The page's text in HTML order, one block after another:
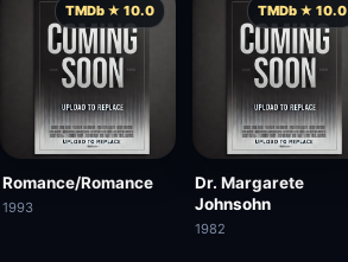
TMDb ★ 10.0
Romance/Romance
1993
TMDb ★ 10.0
Dr. Margarete
Johnsohn
1982